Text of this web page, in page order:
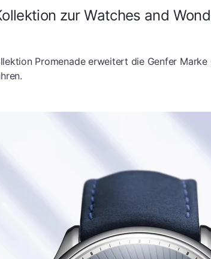
zur Watches and
Promenade erweitert die Genfer